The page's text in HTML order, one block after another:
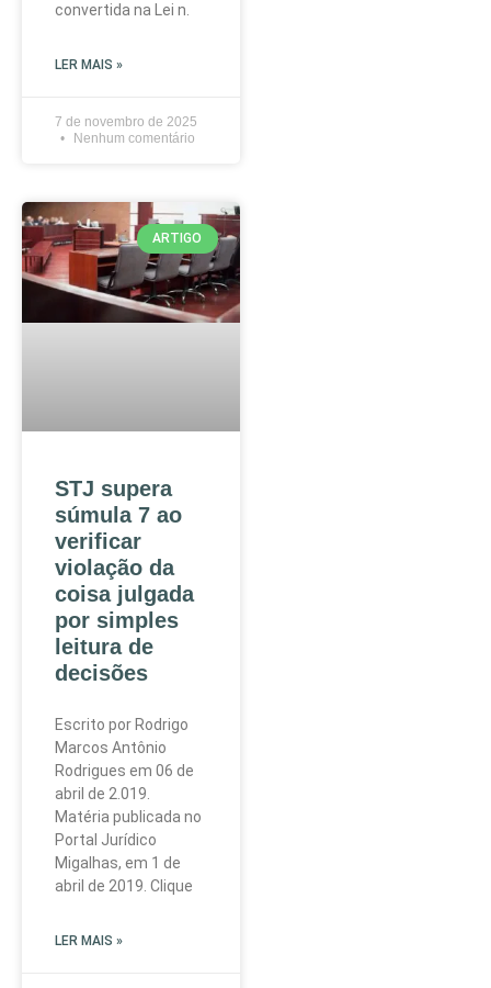
convertida na Lei n.
LER MAIS »
7 de novembro de 2025
Nenhum comentário
ARTIGO
STJ supera
súmula 7 ao
verificar
violação da
coisa julgada
por simples
leitura de
decisões
Escrito por Rodrigo
Marcos Antônio
Rodrigues em 06 de
abril de 2.019.
Matéria publicada no
Portal Jurídico
Migalhas, em 1 de
abril de 2019. Clique
LER MAIS »